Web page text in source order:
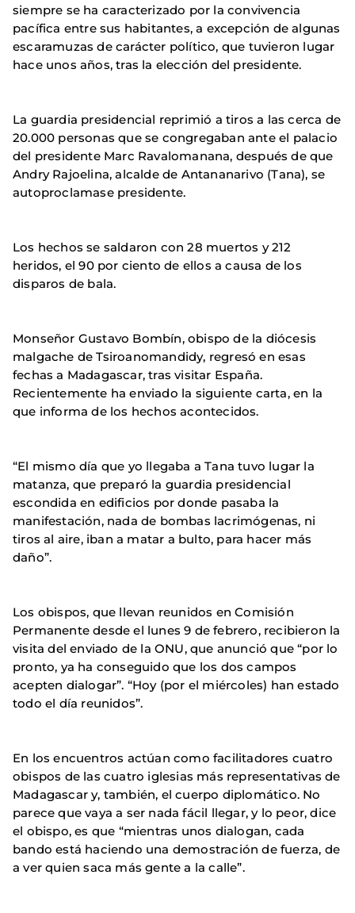
siempre se ha caracterizado por la convivencia
pacífica entre sus habitantes, a excepción de algunas
escaramuzas de carácter político, que tuvieron lugar
hace unos años, tras la elección del presidente.
La guardia presidencial reprimió a tiros a las cerca de
20.000 personas que se congregaban ante el palacio
del presidente Marc Ravalomanana, después de que
Andry Rajoelina, alcalde de Antananarivo (Tana), se
autoproclamase presidente.
Los hechos se saldaron con 28 muertos y 212
heridos, el 90 por ciento de ellos a causa de los
disparos de bala.
Monseñor Gustavo Bombín, obispo de la diócesis
malgache de Tsiroanomandidy, regresó en esas
fechas a Madagascar, tras visitar España.
Recientemente ha enviado la siguiente carta, en la
que informa de los hechos acontecidos.
“El mismo día que yo llegaba a Tana tuvo lugar la
matanza, que preparó la guardia presidencial
escondida en edificios por donde pasaba la
manifestación, nada de bombas lacrimógenas, ni
tiros al aire, iban a matar a bulto, para hacer más
daño”.
Los obispos, que llevan reunidos en Comisión
Permanente desde el lunes 9 de febrero, recibieron la
visita del enviado de la ONU, que anunció que “por lo
pronto, ya ha conseguido que los dos campos
acepten dialogar”. “Hoy (por el miércoles) han estado
todo el día reunidos”.
En los encuentros actúan como facilitadores cuatro
obispos de las cuatro iglesias más representativas de
Madagascar y, también, el cuerpo diplomático. No
parece que vaya a ser nada fácil llegar, y lo peor, dice
el obispo, es que “mientras unos dialogan, cada
bando está haciendo una demostración de fuerza, de
a ver quien saca más gente a la calle”.